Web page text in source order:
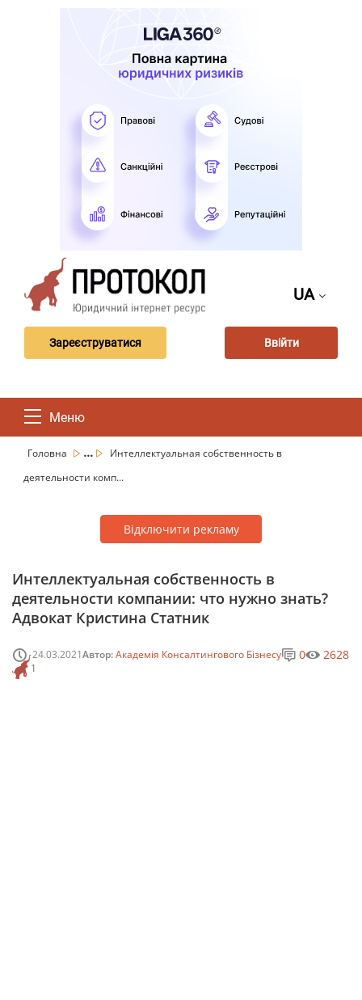
UA
Зареєструватися Ввійти
Меню
Головна ...
Интеллектуальная собственность в
деятельности комп...
Відключити рекламу
Интеллектуальная собственность в
деятельности компании: что нужно знать?
Адвокат Кристина Статник
24.03.2021Автор:Академія Консалтингового Бізнесу
1
0 2628